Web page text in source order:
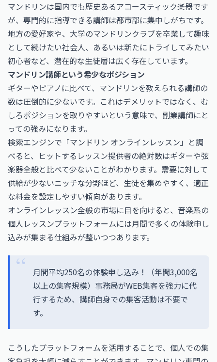
マンドリンは国内でも歴史あるアコースティック楽器です
が、専門的に指導できる講師は都市部に集中しがちです。
地方の愛好家や、大学のマンドリンクラブを卒業して趣味
として続けたい社会人、あるいは新たにトライしてみたい
初心者など、潜在的な生徒層は広く存在しています。
マンドリン講師という希少なポジション
ギターやピアノに比べて、マンドリンを教えられる講師の
数は圧倒的に少ないです。これはデメリットではなく、む
しろポジションを取りやすいという意味で、副業講師にと
っての強みになります。
検索エンジンで「マンドリン オンラインレッスン」と調
べると、ヒットするレッスン提供者の絶対数はギターや弦
楽器全般と比べて少ないことがわかります。需要に対して
供給が少ないニッチな分野ほど、生徒を集めやすく、適正
な料金を設定しやすい傾向があります。
オンラインレッスン全般の市場に目を向けると、音楽系の
個人レッスンプラットフォームには月間で多くの体験申し
込みが集まる仕組みが整いつつあります。
月間平均250名の体験申し込み！（年間3,000名
以上の集客規模）事務局がWEB集客を強力に代
行するため、講師自身での集客活動は不要で
す。
こうしたプラットフォームを活用することで、個人での集